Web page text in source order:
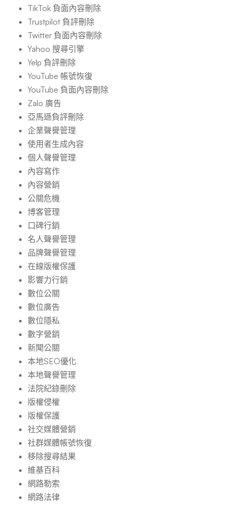
TikTok 負面內容刪除
Trustpilot 負評刪除
Twitter 負面內容刪除
Yahoo 搜尋引擎
Yelp 負評刪除
YouTube 帳號恢復
YouTube 負面內容刪除
Zalo 廣告
亞馬遜負評刪除
企業聲譽管理
使用者生成內容
個人聲譽管理
內容寫作
內容營銷
公關危機
博客管理
口碑行銷
名人聲譽管理
品牌聲譽管理
在線版權保護
影響力行銷
數位公關
數位廣告
數位隱私
數字營銷
新聞公關
本地SEO優化
本地聲譽管理
法院紀錄刪除
版權侵權
版權保護
社交媒體營銷
社群媒體帳號恢復
移除搜尋結果
維基百科
網路勒索
網路法律